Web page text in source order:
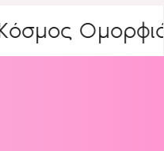
Ομορφιάς